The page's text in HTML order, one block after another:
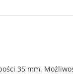
35 mm.